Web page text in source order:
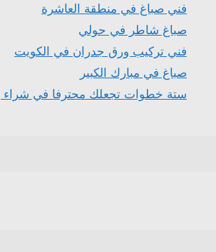
فني صباغ في منطقة العاشرة
صباغ شاطر في حولي
فني تركيب ورق جدران في الكويت
صباغ في مبارك الكبير
ستة خطوات تجعلك محترفا في شراء